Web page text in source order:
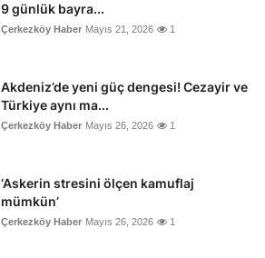
9 günlük bayra...
Çerkezköy Haber Mayıs 21, 2026 1
Akdeniz’de yeni güç dengesi! Cezayir ve
Türkiye aynı ma...
Çerkezköy Haber Mayıs 26, 2026 1
‘Askerin stresini ölçen kamuflaj
mümkün’
Çerkezköy Haber Mayıs 26, 2026 1